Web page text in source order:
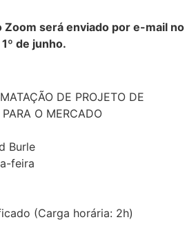
Zoom será enviado por e-mail no
de junho.
DE PROJETO DE
O MERCADO
Burle
feira
(Carga horária: 2h)